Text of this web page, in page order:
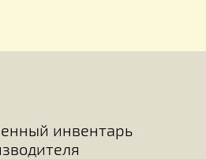
инвентарь